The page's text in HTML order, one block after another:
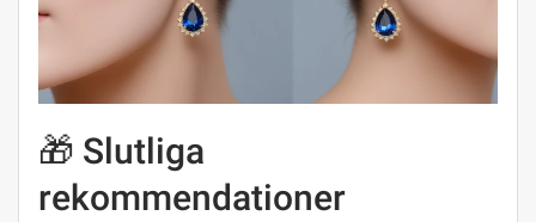
🎁 Slutliga
rekommendationer